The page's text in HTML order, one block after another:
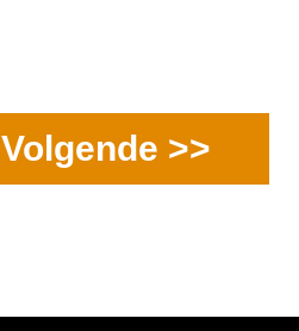
Volgende >>